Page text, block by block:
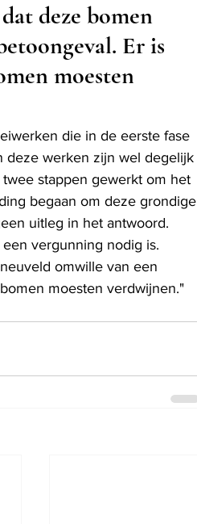
deze bomen
Er is
moesten
die in de eerste fase
deze werken zijn wel degelijk
stappen gewerkt om het
begaan om deze grondige
uitleg in het antwoord.
vergunning nodig is.
omwille van een
moesten verdwijnen."